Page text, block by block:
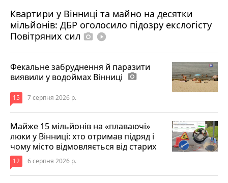
Квартири у Вінниці та майно на десятки
мільйонів: ДБР оголосило підозру екслогісту
Повітряних сил photo_camera play_circle_filled
6 серпня 2026 р.
Фекальне забруднення й паразити
виявили у водоймах Вінниці photo_camera
15 7 серпня 2026 р.
Майже 15 мільйонів на «плаваючі»
люки у Вінниці: хто отримав підряд і
чому місто відмовляється від старих
12 6 серпня 2026 р.